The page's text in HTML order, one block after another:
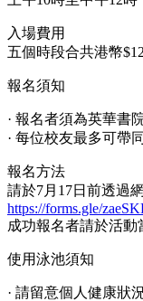
入場費用
五個時段合共港幣
報名須知
· 報名者須為英華書
· 每位校友最多可帶
報名方法
請於7月17日前透過
https://forms.gle/
成功報名者請於活動
使用泳池須知
· 請留意個人健康狀